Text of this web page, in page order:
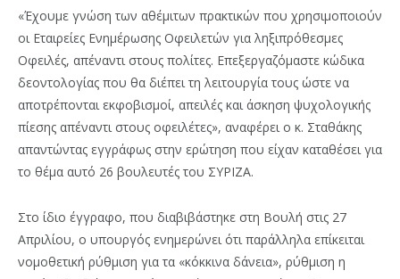
«Έχουμε γνώση των αθέμιτων πρακτικών που χρησιμοποιούν
οι Εταιρείες Ενημέρωσης Οφειλετών για ληξιπρόθεσμες
Οφειλές, απέναντι στους πολίτες. Επεξεργαζόμαστε κώδικα
δεοντολογίας που θα διέπει τη λειτουργία τους ώστε να
αποτρέπονται εκφοβισμοί, απειλές και άσκηση ψυχολογικής
πίεσης απέναντι στους οφειλέτες», αναφέρει ο κ. Σταθάκης
απαντώντας εγγράφως στην ερώτηση που είχαν καταθέσει για
το θέμα αυτό 26 βουλευτές του ΣΥΡΙΖΑ.
Στο ίδιο έγγραφο, που διαβιβάστηκε στη Βουλή στις 27
Απριλίου, ο υπουργός ενημερώνει ότι παράλληλα επίκειται
νομοθετική ρύθμιση για τα «κόκκινα δάνεια», ρύθμιση η